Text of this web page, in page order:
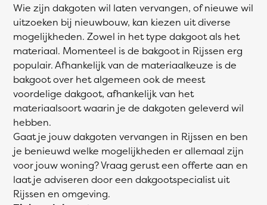
Wie zijn dakgoten wil laten vervangen, of nieuwe wil
uitzoeken bij nieuwbouw, kan kiezen uit diverse
mogelijkheden. Zowel in het type dakgoot als het
materiaal. Momenteel is de bakgoot in Rijssen erg
populair. Afhankelijk van de materiaalkeuze is de
bakgoot over het algemeen ook de meest
voordelige dakgoot, afhankelijk van het
materiaalsoort waarin je de dakgoten geleverd wil
hebben.
Gaat je jouw dakgoten vervangen in Rijssen en ben
je benieuwd welke mogelijkheden er allemaal zijn
voor jouw woning? Vraag gerust een offerte aan en
laat je adviseren door een dakgootspecialist uit
Rijssen en omgeving.